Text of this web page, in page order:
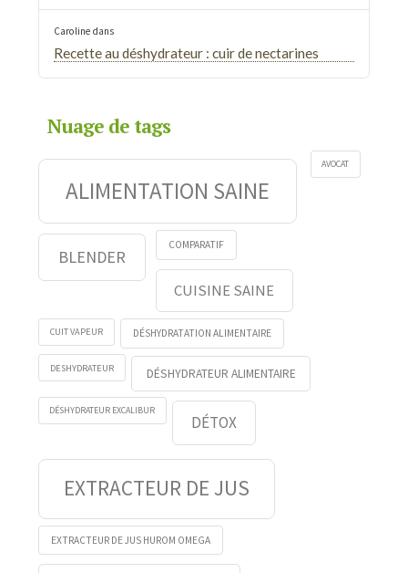
Carolinedans
Recette au déshydrateur : cuir de nectarines
Nuage de tags
ALIMENTATION SAINE
AVOCAT
BLENDER
COMPARATIF
CUISINE SAINE
CUIT VAPEUR DÉSHYDRATATION ALIMENTAIRE
DESHYDRATEUR DÉSHYDRATEUR ALIMENTAIRE
DÉSHYDRATEUR EXCALIBUR
DÉTOX
EXTRACTEUR DE JUS
EXTRACTEUR DE JUS HUROM OMEGA